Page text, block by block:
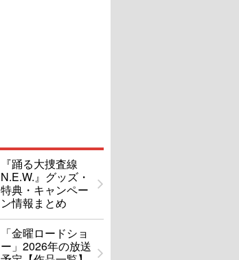
『踊る大捜査線
N.E.W.』グッズ・
特典・キャンペー
ン情報まとめ
「金曜ロードショ
ー」2026年の放送